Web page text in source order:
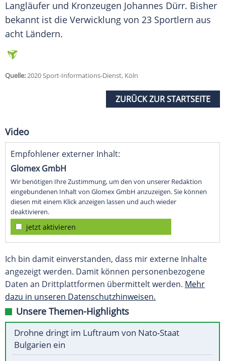
Langläufer und Kronzeugen Johannes Dürr. Bisher
bekannt ist die Verwicklung von 23 Sportlern aus
acht Ländern.
Quelle:2020 Sport-Informations-Dienst, Köln
ZURÜCK ZUR STARTSEITE
Video
Empfohlener externer Inhalt:
Glomex GmbH
Wir benötigen Ihre Zustimmung, um den von unserer Redaktion
eingebundenen Inhalt von Glomex GmbH anzuzeigen. Sie können
diesen mit einem Klick anzeigen lassen und auch wieder
deaktivieren.
jetzt aktivieren
Ich bin damit einverstanden, dass mir externe Inhalte
angezeigt werden. Damit können personenbezogene
Daten an Drittplattformen übermittelt werden. Mehr
dazu in unseren Datenschutzhinweisen.
Unsere Themen-Highlights
Drohne dringt im Luftraum von Nato-Staat
Bulgarien ein